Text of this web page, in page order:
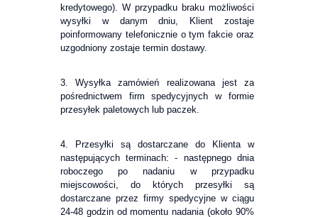
kredytowego). W przypadku braku możliwości
wysyłki w danym dniu, Klient zostaje
poinformowany telefonicznie o tym fakcie oraz
uzgodniony zostaje termin dostawy.
3. Wysyłka zamówień realizowana jest za
pośrednictwem firm spedycyjnych w formie
przesyłek paletowych lub paczek.
4. Przesyłki są dostarczane do Klienta w
następujących terminach: - następnego dnia
roboczego po nadaniu w przypadku
miejscowości, do których przesyłki są
dostarczane przez firmy spedycyjne w ciągu
24-48 godzin od momentu nadania (około 90%